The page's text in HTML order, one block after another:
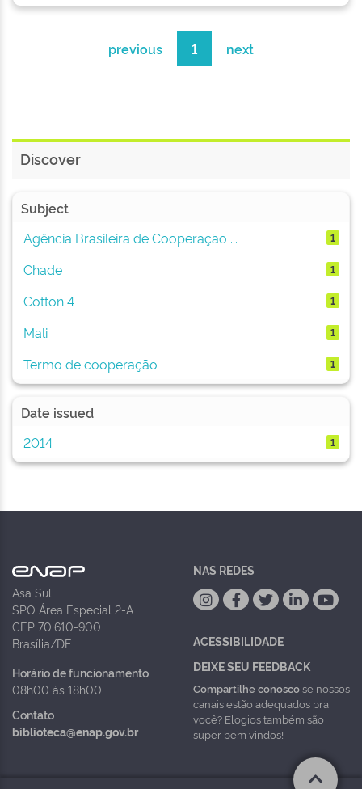
previous 1 next
Discover
Subject
Agência Brasileira de Cooperação ...
1
Chade 1
Cotton 4 1
Mali 1
Termo de cooperação 1
Date issued
2014
1
Asa Sul
SPO Área Especial 2-A
CEP 70.610-900
Brasília/DF
Horário de funcionamento
08h00 às 18h00
Contato
biblioteca@enap.gov.br
NAS REDES
ACESSIBILIDADE
DEIXE SEU FEEDBACK
Compartilhe conoscose nossos
canais estão adequados pra
você? Elogios também são
super bem vindos!